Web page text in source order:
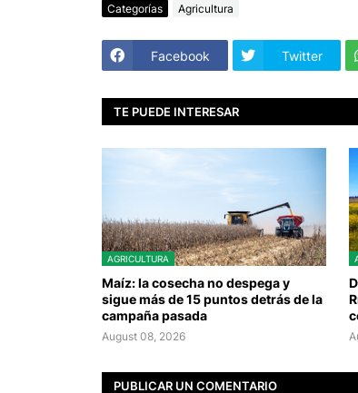
Categorías Agricultura
Facebook Twitter
TE PUEDE INTERESAR
AGRICULTURA
Maíz: la cosecha no despega y
sigue más de 15 puntos detrás de la
campaña pasada
August 08, 2026
PUBLICAR UN COMENTARIO